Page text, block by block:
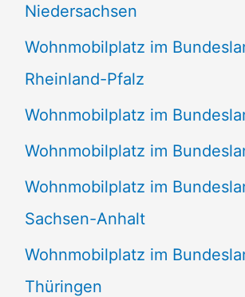
Niedersachsen
Wohnmobilplatz im
Rheinland-Pfalz
Wohnmobilplatz im
Wohnmobilplatz im
Wohnmobilplatz im
Sachsen-Anhalt
Wohnmobilplatz im
Thüringen